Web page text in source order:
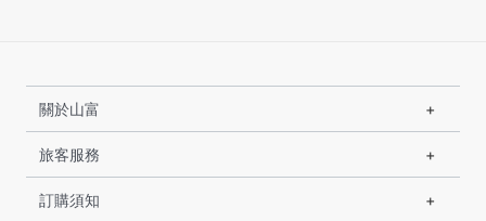
關於山富
旅客服務
訂購須知